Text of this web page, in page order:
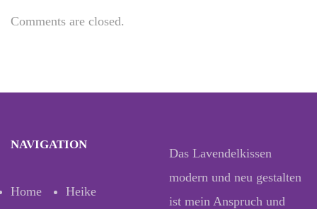
Comments are closed.
NAVIGATION
Home
Heike
Das Lavendelkissen
modern und neu gestalten
ist mein Anspruch und